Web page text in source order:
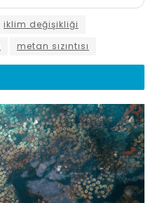
iklim değişikliği
metan sızıntısı